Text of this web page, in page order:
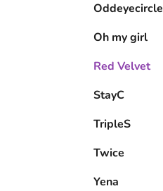
Oddeyecircle
Oh my girl
Red Velvet
StayC
TripleS
Twice
Yena